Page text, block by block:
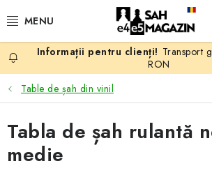
PROMOTII
ȘAH
PIESE DE ȘAH
Transport
RON
Table de șah din vinil
Tabla de șah rulantă
medie